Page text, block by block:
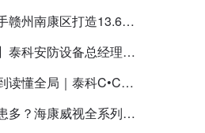
动！
赣州南康区打造13.6公
泰科安防设备总经理张
海新范式
读懂全局｜泰科C•CUR
安防运营智能新时代
多？海康威视全系列物